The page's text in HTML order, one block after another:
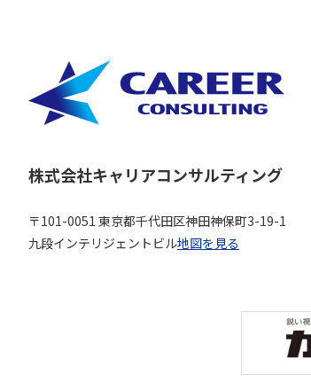
株式会社キャリアコンサルティング
〒101-0051 東京都千代田区神田神保町3-19-1
九段インテリジェントビル地図を見る